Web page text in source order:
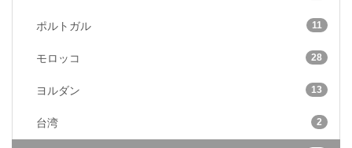
ポルトガル 11
モロッコ 28
ヨルダン 13
台湾 2